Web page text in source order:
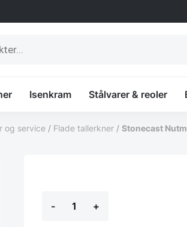
Isenkram Stålvarer & reoler
og service / Flade tallerkner / Stonecast
-
Nutmeg
+